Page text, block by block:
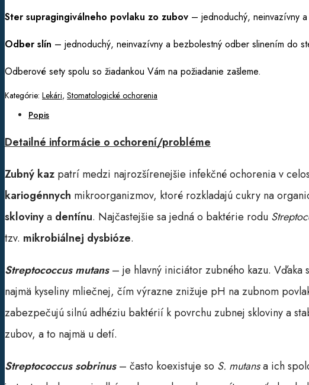
Ster supragingiválneho povlaku zo zubov – jednoduchý, neinvazívny
Odber slín – jednoduchý, neinvazívny a bezbolestný odber slinením do
Odberové sety spolu so žiadankou Vám na požiadanie zašleme.
Kategórie: Lekári, Stomatologické ochorenia
Popis
Detailné informácie o ochorení/probléme
Zubný kaz patrí medzi najrozšírenejšie infekčné ochorenia v
kariogénnych mikroorganizmov, ktoré rozkladajú cukry na
sklovinya dentínu. Najčastejšie sa jedná o baktérie rodu
tzv. mikrobiálnej dysbióze.
Streptococcus mutans– je hlavný iniciátor zubného kazu. Vďaka
najmä kyseliny mliečnej, čím výrazne znižuje pH na zubnom
zabezpečujú silnú adhéziu baktérií k povrchu zubnej skloviny a
zubov, a to najmä u detí.
Streptococcus sobrinus– často koexistuje so S. mutansa ich